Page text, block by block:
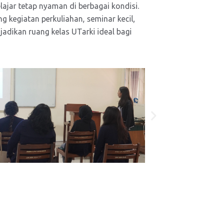
tetap nyaman di berbagai kondisi.
kegiatan perkuliahan, seminar kecil,
ruang kelas UTarki ideal bagi